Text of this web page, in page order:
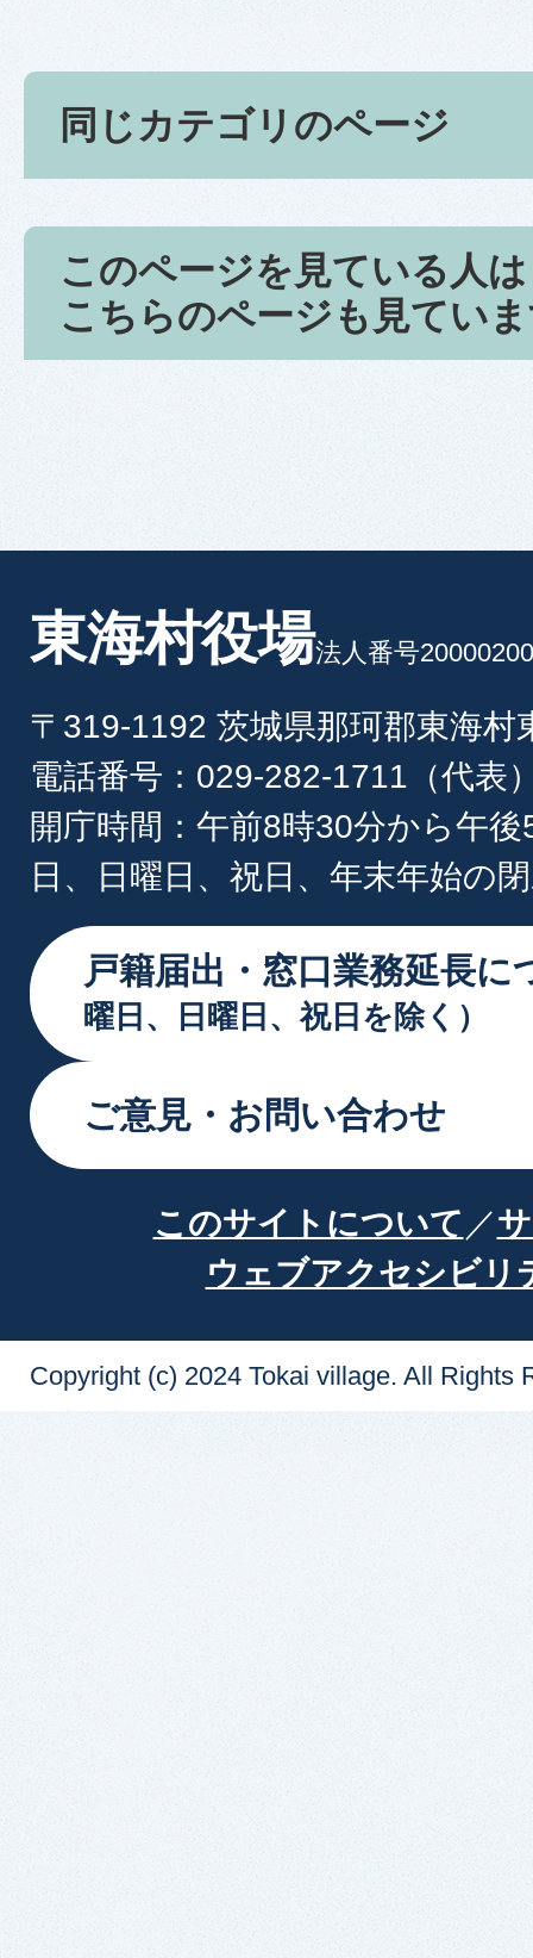
同じカテゴリのページ
このページを見ている人は
こちらのページも見てい
東海村役場法人番号
〒319-1192 茨城県那珂郡東海村
電話番号：029-282-1711（代表
開庁時間：午前8時30分から午
日、日曜日、祝日、年末年始の
戸籍届出・窓口業務延長に
曜日、日曜日、祝日を除く）
ご意見・お問い合わせ
このサイトについて
ウェブアクセシビリ
Copyright (c) 2024 Tokai village. All Rights